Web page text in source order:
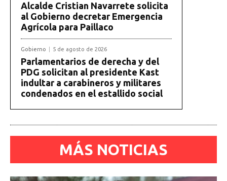
Alcalde Cristian Navarrete solicita
al Gobierno decretar Emergencia
Agrícola para Paillaco
Gobierno 5 de agosto de 2026
Parlamentarios de derecha y del
PDG solicitan al presidente Kast
indultar a carabineros y militares
condenados en el estallido social
MÁS NOTICIAS